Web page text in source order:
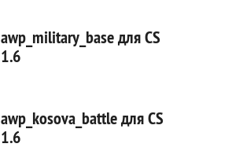
awp_military_base для CS
1.6
awp_kosova_battle для CS
1.6